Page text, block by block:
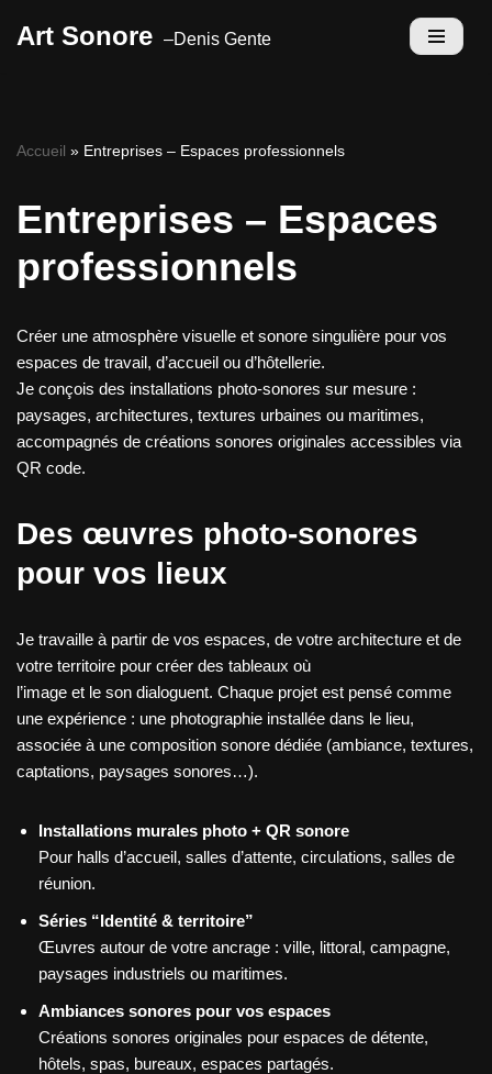
Art Sonore
Accueil » Entreprises – Espaces professionnels
Entreprises – Espaces
professionnels
Créer une atmosphère visuelle et sonore singulière pour vos
espaces de travail, d’accueil ou d’hôtellerie.
Je conçois des installations photo-sonores sur mesure :
paysages, architectures, textures urbaines ou maritimes,
accompagnés de créations sonores originales accessibles via
QR code.
Des œuvres photo-sonores
pour vos lieux
Je travaille à partir de vos espaces, de votre architecture et de
votre territoire pour créer des tableaux où
l’image et le son dialoguent. Chaque projet est pensé comme
une expérience : une photographie installée dans le lieu,
associée à une composition sonore dédiée (ambiance, textures,
captations, paysages sonores…).
Installations murales photo + QR sonore
Pour halls d’accueil, salles d’attente, circulations, salles de
réunion.
Séries “Identité & territoire”
Œuvres autour de votre ancrage : ville, littoral, campagne,
paysages industriels ou maritimes.
Ambiances sonores pour vos espaces
Créations sonores originales pour espaces de détente,
hôtels, spas, bureaux, espaces partagés.